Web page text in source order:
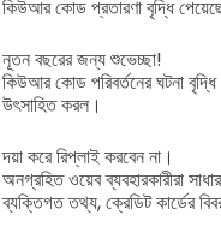
কিউআর কোড প্রতারণা বৃদ্ধি
নূতন বছরের জন্য শুভেচ্ছা!
কিউআর কোড পরিবর্তনের ঘটনা
উৎসাহিত করল।
দয়া করে রিপ্লাই করবেন না।
অনগ্রহিত ওয়েব ব্যবহারকারীরা
ব্যক্তিগত তথ্য, ক্রেডিট কার্ডের